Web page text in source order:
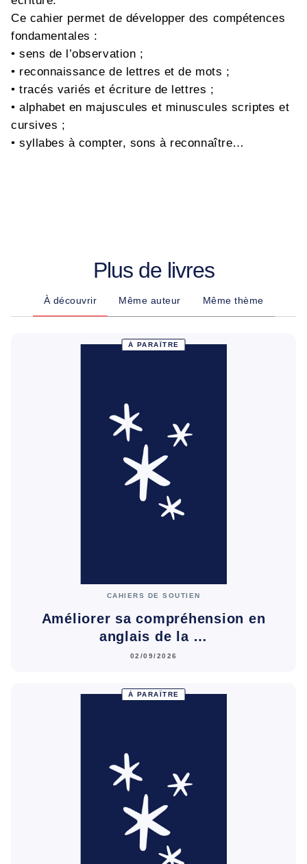
Ce cahier permet de développer des compétences
fondamentales :
• sens de l’observation ;
• reconnaissance de lettres et de mots ;
• tracés variés et écriture de lettres ;
• alphabet en majuscules et minuscules scriptes et
cursives ;
• syllabes à compter, sons à reconnaître…
Plus de livres
À découvrir Même auteur Même thème
À PARAÎTRE
CAHIERS DE SOUTIEN
Améliorer sa compréhension en
anglais de la …
02/09/2026
À PARAÎTRE